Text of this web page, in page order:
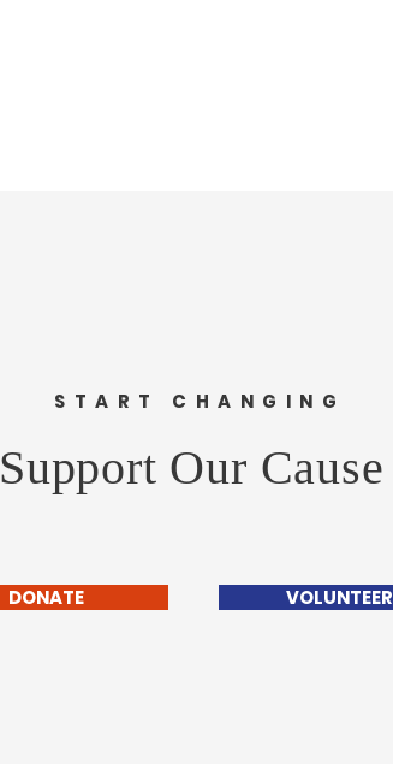
START CHANGING
Support Our Cause
DONATE VOLUNTEER